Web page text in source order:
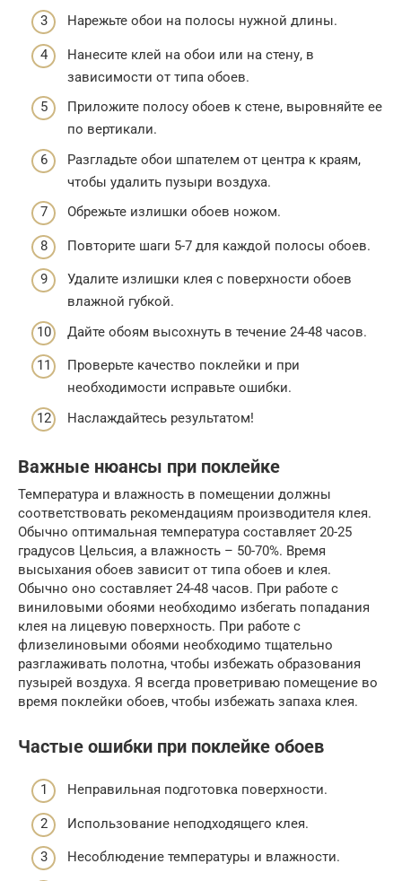
Нарежьте обои на полосы нужной длины.
Нанесите клей на обои или на стену, в
зависимости от типа обоев.
Приложите полосу обоев к стене, выровняйте ее
по вертикали.
Разгладьте обои шпателем от центра к краям,
чтобы удалить пузыри воздуха.
Обрежьте излишки обоев ножом.
Повторите шаги 5-7 для каждой полосы обоев.
Удалите излишки клея с поверхности обоев
влажной губкой.
Дайте обоям высохнуть в течение 24-48 часов.
Проверьте качество поклейки и при
необходимости исправьте ошибки.
Наслаждайтесь результатом!
Важные нюансы при поклейке
Температура и влажность в помещении должны
соответствовать рекомендациям производителя клея.
Обычно оптимальная температура составляет 20-25
градусов Цельсия, а влажность – 50-70%. Время
высыхания обоев зависит от типа обоев и клея.
Обычно оно составляет 24-48 часов. При работе с
виниловыми обоями необходимо избегать попадания
клея на лицевую поверхность. При работе с
флизелиновыми обоями необходимо тщательно
разглаживать полотна, чтобы избежать образования
пузырей воздуха. Я всегда проветриваю помещение во
время поклейки обоев, чтобы избежать запаха клея.
Частые ошибки при поклейке обоев
Неправильная подготовка поверхности.
Использование неподходящего клея.
Несоблюдение температуры и влажности.